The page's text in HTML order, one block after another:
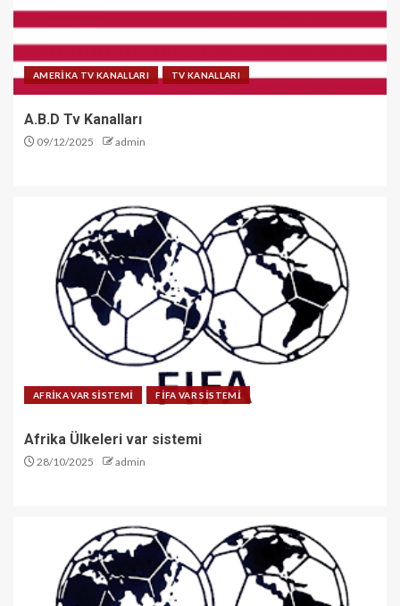
AMERİKA TV KANALLARI TV KANALLARI
A.B.D Tv Kanalları
09/12/2025 admin
AFRİKA VAR SİSTEMİ FİFA VAR SİSTEMİ
Afrika Ülkeleri var sistemi
28/10/2025 admin